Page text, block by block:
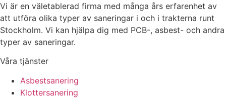
Vi är en väletablerad firma med många års erfarenhet av
att utföra olika typer av saneringar i och i trakterna runt
Stockholm. Vi kan hjälpa dig med PCB-, asbest- och andra
typer av saneringar.
Våra tjänster
Asbestsanering
Klottersanering